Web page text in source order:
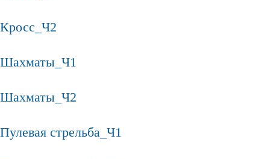
Кросс_Ч2
Шахматы_Ч1
Шахматы_Ч2
Пулевая стрельба_Ч1